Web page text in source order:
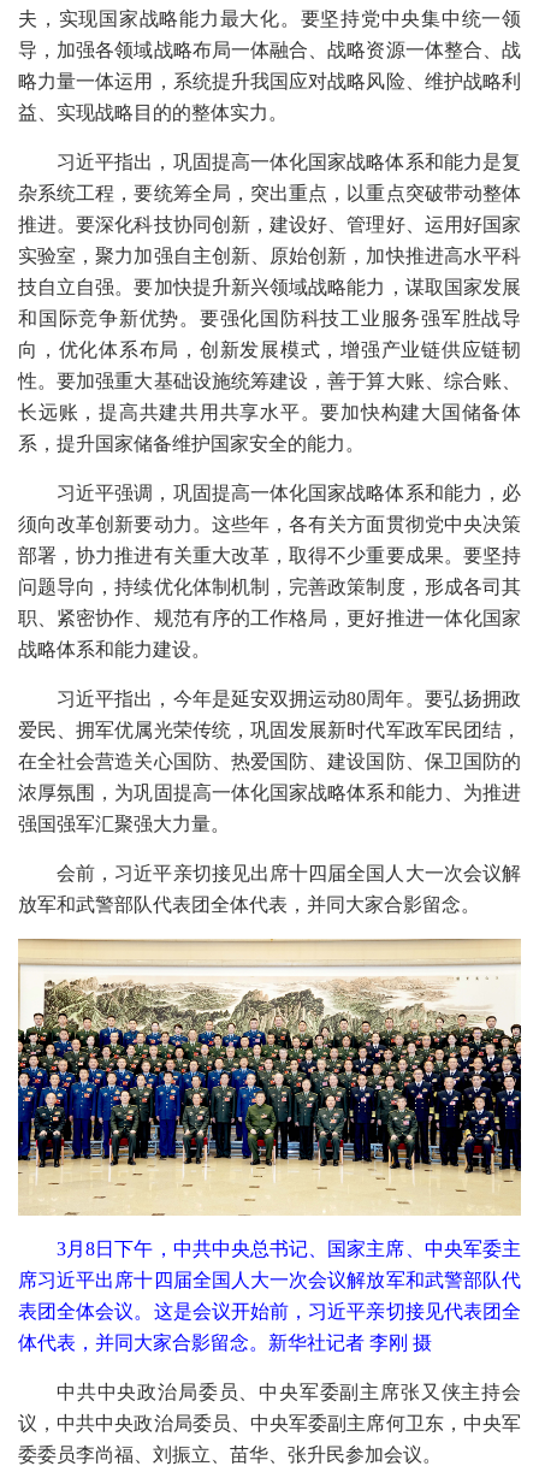
夫，实现国家战略能力最大化。要坚持党中央集中统一领
导，加强各领域战略布局一体融合、战略资源一体整合、战
略力量一体运用，系统提升我国应对战略风险、维护战略利
益、实现战略目的的整体实力。
习近平指出，巩固提高一体化国家战略体系和能力是复
杂系统工程，要统筹全局，突出重点，以重点突破带动整体
推进。要深化科技协同创新，建设好、管理好、运用好国家
实验室，聚力加强自主创新、原始创新，加快推进高水平科
技自立自强。要加快提升新兴领域战略能力，谋取国家发展
和国际竞争新优势。要强化国防科技工业服务强军胜战导
向，优化体系布局，创新发展模式，增强产业链供应链韧
性。要加强重大基础设施统筹建设，善于算大账、综合账、
长远账，提高共建共用共享水平。要加快构建大国储备体
系，提升国家储备维护国家安全的能力。
习近平强调，巩固提高一体化国家战略体系和能力，必
须向改革创新要动力。这些年，各有关方面贯彻党中央决策
部署，协力推进有关重大改革，取得不少重要成果。要坚持
问题导向，持续优化体制机制，完善政策制度，形成各司其
职、紧密协作、规范有序的工作格局，更好推进一体化国家
战略体系和能力建设。
习近平指出，今年是延安双拥运动80周年。要弘扬拥政
爱民、拥军优属光荣传统，巩固发展新时代军政军民团结，
在全社会营造关心国防、热爱国防、建设国防、保卫国防的
浓厚氛围，为巩固提高一体化国家战略体系和能力、为推进
强国强军汇聚强大力量。
会前，习近平亲切接见出席十四届全国人大一次会议解
放军和武警部队代表团全体代表，并同大家合影留念。
3月8日下午，中共中央总书记、国家主席、中央军委主
席习近平出席十四届全国人大一次会议解放军和武警部队代
表团全体会议。这是会议开始前，习近平亲切接见代表团全
体代表，并同大家合影留念。新华社记者 李刚 摄
中共中央政治局委员、中央军委副主席张又侠主持会
议，中共中央政治局委员、中央军委副主席何卫东，中央军
委委员李尚福、刘振立、苗华、张升民参加会议。